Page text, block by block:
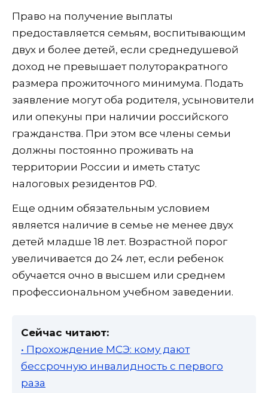
Право на получение выплаты
предоставляется семьям, воспитывающим
двух и более детей, если среднедушевой
доход не превышает полуторакратного
размера прожиточного минимума. Подать
заявление могут оба родителя, усыновители
или опекуны при наличии российского
гражданства. При этом все члены семьи
должны постоянно проживать на
территории России и иметь статус
налоговых резидентов РФ.
Еще одним обязательным условием
является наличие в семье не менее двух
детей младше 18 лет. Возрастной порог
увеличивается до 24 лет, если ребенок
обучается очно в высшем или среднем
профессиональном учебном заведении.
Сейчас читают:
• Прохождение МСЭ: кому дают
бессрочную инвалидность с первого
раза